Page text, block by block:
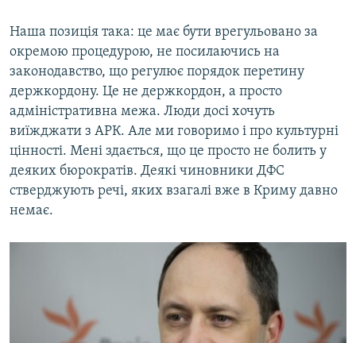
Наша позиція така: це має бути врегульовано за
окремою процедурою, не посилаючись на
законодавство, що регулює порядок перетину
держкордону. Це не держкордон, а просто
адміністративна межа. Люди досі хочуть
виїжджати з АРК. Але ми говоримо і про культурні
цінності. Мені здається, що це просто не болить у
деяких бюрократів. Деякі чиновники ДФС
стверджують речі, яких взагалі вже в Криму давно
немає.